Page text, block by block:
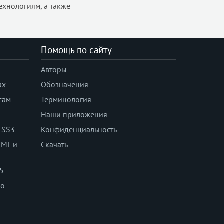
а также
и
Помощь по сайту
Авторы
Обозначения
Терминология
Наши приложения
Конфиденциальность
Скачать